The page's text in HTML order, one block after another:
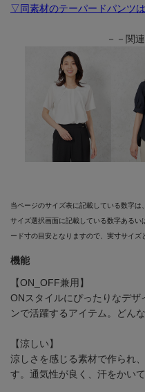
▽同素材のテーパードパンツ
－－関
当ページのサイズ表に記載している数字は
サイズ選択画面に記載している数字あるい
ード寸の目安となりますので、実寸サイズ
機能
【ON_OFF兼用】
ONスタイルにぴったりなデ
ンで活躍するアイテム。どん
【涼しい】
涼しさを感じる素材で作られ
す。通気性が良く、汗をかい